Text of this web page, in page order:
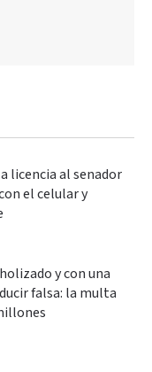
licencia al senador
el celular y
y con una
falsa: la multa